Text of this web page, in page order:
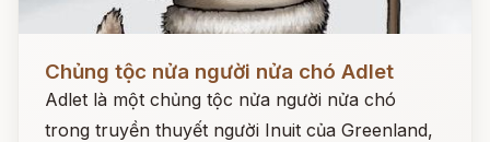
Chủng tộc nửa người nửa chó Adlet
Adlet là một chủng tộc nửa người nửa chó
trong truyền thuyết người Inuit của Greenland,